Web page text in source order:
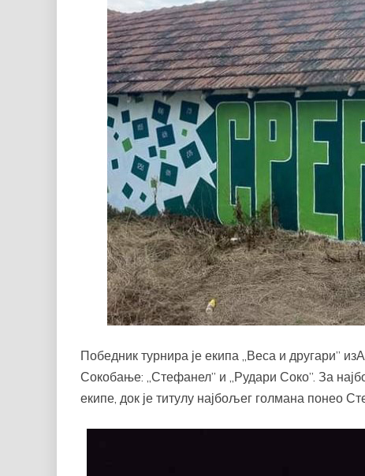
Победник турнира је екипа „Веса и другари”
Сокобање: „Стефанел” и „Рудари Соко”. За
екипе, док је титулу најбољег голмана понео